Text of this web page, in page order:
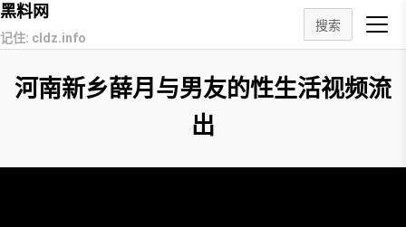
黑料网
记住: cldz.info
搜索
河南新乡薛月与男友的性生活视频流
出